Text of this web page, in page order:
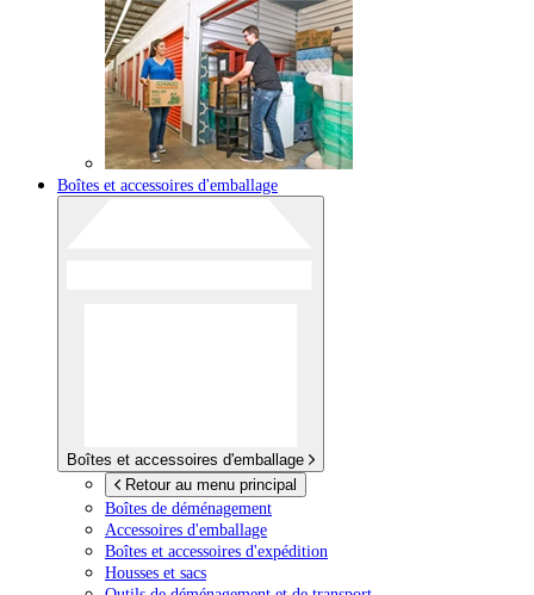
Boîtes et accessoires d'emballage
Boîtes et accessoires d'emballage
Retour au menu principal
Boîtes de déménagement
Accessoires d'emballage
Boîtes et accessoires d'expédition
Housses et sacs